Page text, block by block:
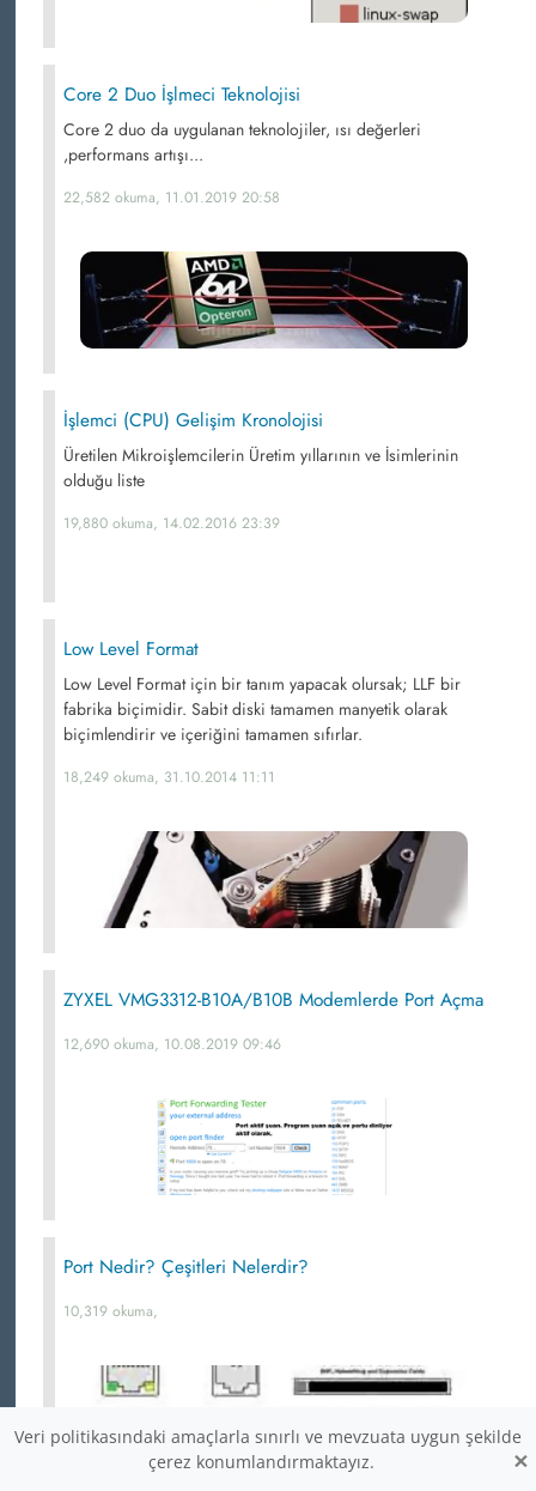
Core 2 Duo İşlmeci Teknolojisi
Core 2 duo da uygulanan teknolojiler, ısı değerleri
,performans artışı...
22,582 okuma, 11.01.2019 20:58
İşlemci (CPU) Gelişim Kronolojisi
Üretilen Mikroişlemcilerin Üretim yıllarının ve İsimlerinin
olduğu liste
19,880 okuma, 14.02.2016 23:39
Low Level Format
Low Level Format için bir tanım yapacak olursak; LLF bir
fabrika biçimidir. Sabit diski tamamen manyetik olarak
biçimlendirir ve içeriğini tamamen sıfırlar.
18,249 okuma, 31.10.2014 11:11
ZYXEL VMG3312-B10A/B10B Modemlerde Port Açma
12,690 okuma, 10.08.2019 09:46
Port Nedir? Çeşitleri Nelerdir?
10,319 okuma,
Veri politikasındaki amaçlarla sınırlı ve mevzuata uygun şekilde
çerez konumlandırmaktayız.
×